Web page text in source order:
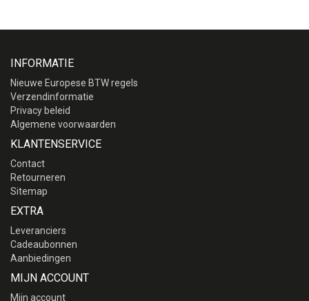
INFORMATIE
Nieuwe Europese BTW regels
Verzendinformatie
Privacy beleid
Algemene voorwaarden
KLANTENSERVICE
Contact
Retourneren
Sitemap
EXTRA
Leveranciers
Cadeaubonnen
Aanbiedingen
MIJN ACCOUNT
Mijn account